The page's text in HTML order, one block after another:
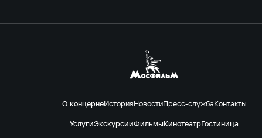
О концернеИсторияНовостиПресс-службаКонтакты
УслугиЭкскурсииФильмыКинотеатрГостиница